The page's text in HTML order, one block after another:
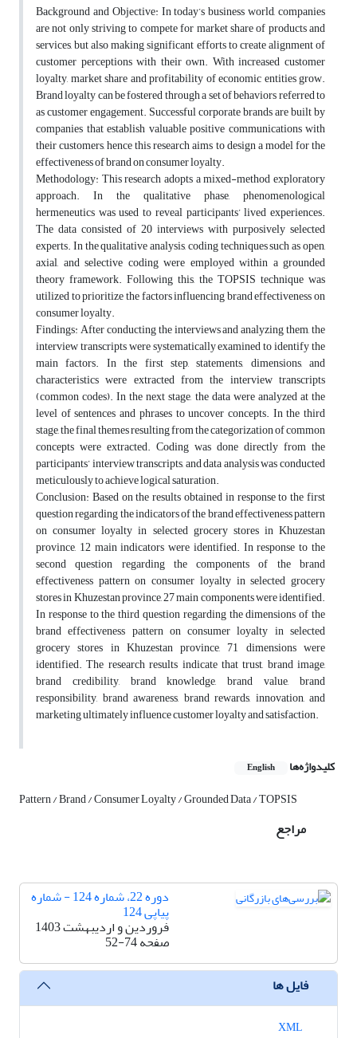
Background and Objective: In today’s business world, companies
are not only striving to compete for market share of products and
services, but also making significant efforts to create alignment of
customer perceptions with their own. With increased customer
loyalty, market share and profitability of economic entities grow.
Brand loyalty can be fostered through a set of behaviors referred to
as customer engagement. Successful corporate brands are built by
companies that establish valuable positive communications with
their customers, hence this research aims to design a model for the
effectiveness of brand on consumer loyalty.
Methodology: This research adopts a mixed-method exploratory
approach. In the qualitative phase, phenomenological
hermeneutics was used to reveal participants’ lived experiences.
The data consisted of 20 interviews with purposively selected
experts. In the qualitative analysis, coding techniques such as open,
axial, and selective coding were employed within a grounded
theory framework. Following this, the TOPSIS technique was
utilized to prioritize the factors influencing brand effectiveness on
consumer loyalty.
Findings: After conducting the interviews and analyzing them, the
interview transcripts were systematically examined to identify the
main factors. In the first step, statements, dimensions, and
characteristics were extracted from the interview transcripts
(common codes). In the next stage, the data were analyzed at the
level of sentences and phrases to uncover concepts. In the third
stage, the final themes resulting from the categorization of common
concepts were extracted. Coding was done directly from the
participants’ interview transcripts, and data analysis was conducted
meticulously to achieve logical saturation.
Conclusion: Based on the results obtained in response to the first
question regarding the indicators of the brand effectiveness pattern
on consumer loyalty in selected grocery stores in Khuzestan
province, 12 main indicators were identified. In response to the
second question regarding the components of the brand
effectiveness pattern on consumer loyalty in selected grocery
stores in Khuzestan province, 27 main components were identified.
In response to the third question regarding the dimensions of the
brand effectiveness pattern on consumer loyalty in selected
grocery stores in Khuzestan province, 71 dimensions were
identified. The research results indicate that trust, brand image,
brand credibility, brand knowledge, brand value, brand
responsibility, brand awareness, brand rewards, innovation, and
marketing ultimately influence customer loyalty and satisfaction.
کلیدواژه‌ها English
Pattern / Brand / Consumer Loyalty / Grounded Data / TOPSIS
مراجع
دوره 22، شماره 124 - شماره
پیاپی 124
فروردین و اردیبهشت 1403
صفحه52-74
فایل ها